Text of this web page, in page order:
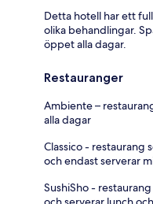
Detta hotell har ett
olika behandlingar.
öppet alla dagar.
Restauranger
Ambiente –
alla dagar
Classico - restaurang
och endast serverar
SushiSho -